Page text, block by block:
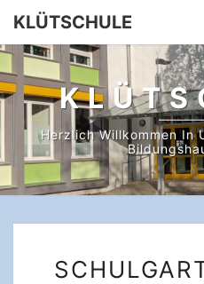
Skip
content
KLÜTSCHULE
Herzlich Willkommen In